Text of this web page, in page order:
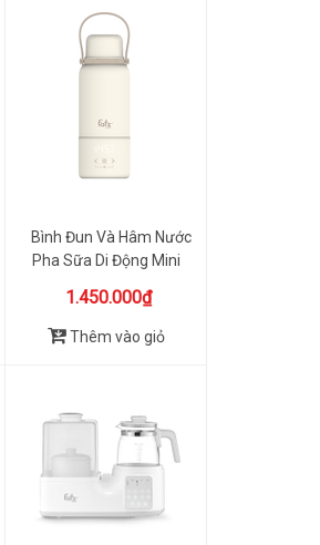
Bình Đun Và Hâm Nước
Pha Sữa Di Động Mini
1.450.000₫
Thêm vào giỏ